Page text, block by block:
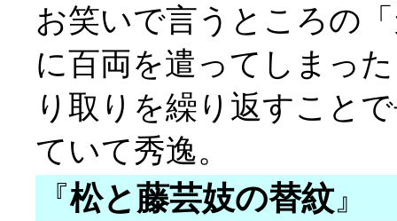
お笑いで言うところの
に百両を遣ってしまっ
り取りを繰り返すこと
ていて秀逸。
『松と藤芸妓の替紋』